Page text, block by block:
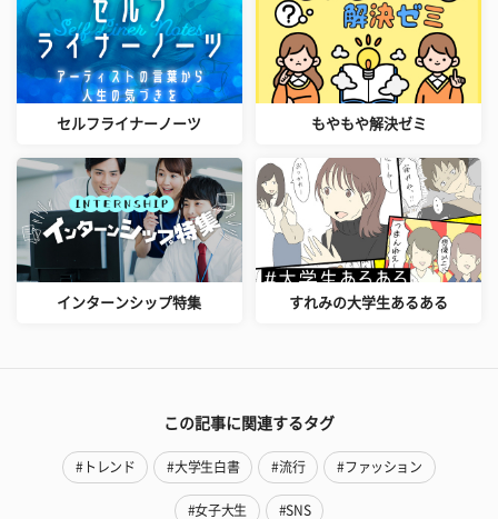
セルフライナーノーツ もやもや解決ゼミ
インターンシップ特集 すれみの大学生あるある
この記事に関連するタグ
#トレンド #大学生白書 #流行 #ファッション
#女子大生 #SNS